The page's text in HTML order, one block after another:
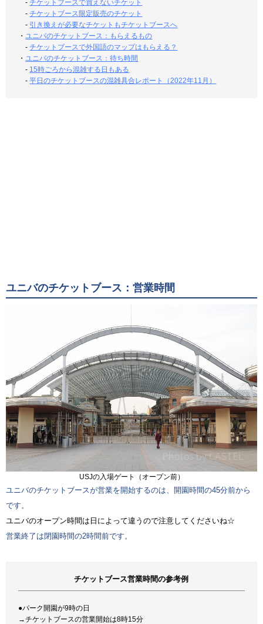
-チケットブースで買えないチケット
-チケットブース限定販売のチケット
- 引き換えが必要なチケットもチケットブースへ
・ユニバのチケットブース：もらえるもの
-チケットブースで外国語のマップはもらえる？
・ユニバのチケットブース：待ち時間
- 15時ごろから混雑する日もある
-平日のチケットブースの混雑具合レポート（2022年11月）
ユニバのチケットブース：営業時間
USJの入場ゲート（オープン前）
ユニバのチケットブースが営業を開始するのは、開園時間の45分前から
です。
ユニバのオープン時間は日によって違うので注意してくださいね☆
営業終了は閉園時間の2時間前です。
チケットブース営業時間の参考例
●パーク開園が9時の日
→チケットブースの営業開始は8時15分